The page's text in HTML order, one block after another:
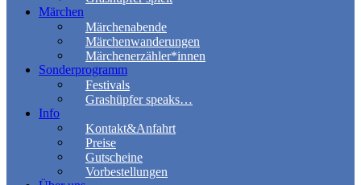
Märchen
Märchenabende
Märchenwanderungen
Märchenerzähler*innen
Sonderprogramm
Festivals
Grashüpfer speaks…
Info
Kontakt&Anfahrt
Preise
Gutscheine
Vorbestellungen